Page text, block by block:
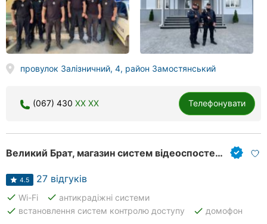
провулок Залізничний, 4, район Замостянський
(067) 430 XX XX Телефонувати
Великий Брат, магазин систем відеоспостереження та сигналізації
4.5 27 відгуків
done Wi-Fi done антикрадіжні системи
done встановлення систем контролю доступу done домофон